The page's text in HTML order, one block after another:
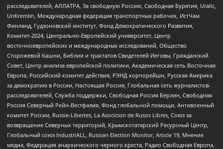
расследователей, АЛЛАТРА, За свободную Россию, Свободная Бурятия, Uralic,
UnKremlin, Международная федерация транспортных рабочих, ИстЧам
Финланд, Гудзоновский институт, Фонд Демократического Развития,
Комитет-2024, Центрально-Европейский университет, Центр
восточноевропейских и международных исследований, Общество
Сторожевой башни, Библии и трактатов Свидетелей Иеговы, Гражданский
Совет, Центр анализа европейской политики, Академическая сеть Восточная
Европа, Российский комитет действия, РЭНД корпорейшн, Русская Америка
за демократию в России, Настоящая Россия, Глобальная сеть журналистов-
расследователей, Служба поддержки, Свободная Россия Берлин, Свободная
Россия Северный Рейн-Вестфалия, Фонд глобальной помощи, Антивоенный
комитет России, Russie-Libertes, La Asocicion de Rusos Libres, Союз за
возвращение Северных территорий, Крымскотатарский Ресурсный Центр,
Глобальный союз IndustriALL, Russian Election Monitor, Article 19, Мнение
медиа, Федерация анархического черного креста, Радио Свободная Европа,